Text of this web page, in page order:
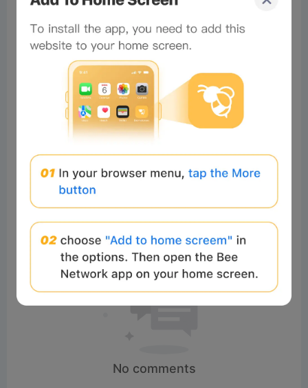
l
a
y
V
i
e
Watch on
無需安裝軟體
No comments